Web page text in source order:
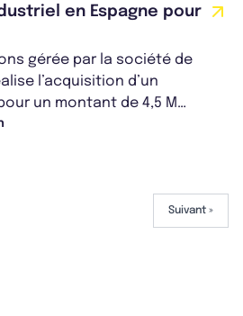
en Espagne pour
gérée par la société de
l’acquisition d’un
un montant de 4,5 M
du Parc Techno...
Suivant »